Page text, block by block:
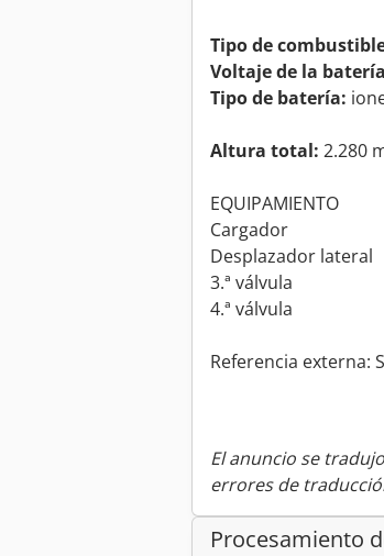
Tipo de
Voltaje de la
Tipo de batería:
Altura total: 2.280
EQUIPAMIENTO
Cargador
Desplazador lateral
3.ª válvula
4.ª válvula
Referencia externa:
El anuncio se
errores de
Procesamiento